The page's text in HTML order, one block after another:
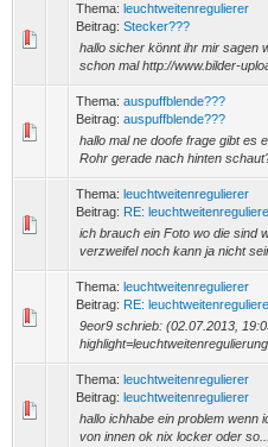
Thema: leuchtweitenregulierer
Beitrag: Stecker???
hallo sicher könnt ihr mir sagen
schon mal http://www.bilder-
Thema: auspuffblende???
Beitrag: auspuffblende???
hallo mal ne doofe frage gibt es
Rohr gerade nach hinten
Thema: leuchtweitenregulierer
Beitrag: RE:
ich brauch ein Foto wo die sind
verzweifel noch kann ja nicht
Thema: leuchtweitenregulierer
Beitrag: RE:
9eor9 schrieb: (02.07.2013,
Thema: leuchtweitenregulierer
Beitrag: leuchtweitenregulierer
hallo ichhabe ein problem wenn
von innen ok nix locker oder